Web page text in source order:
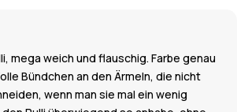
mega weich und flauschig. Farbe genau
Bündchen an den Ärmeln, die nicht
wenn man sie mal ein wenig